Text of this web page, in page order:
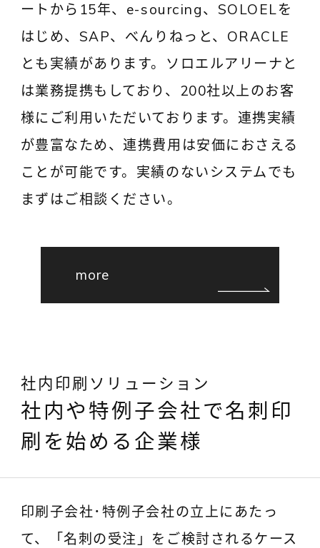
ートから15年、e-sourcing、SOLOELを
はじめ、SAP、べんりねっと、ORACLE
とも実績があります。ソロエルアリーナと
は業務提携もしており、200社以上のお客
様にご利用いただいております。連携実績
が豊富なため、連携費用は安価におさえる
ことが可能です。実績のないシステムでも
まずはご相談ください。
more
社内印刷ソリューション
社内や特例子会社で名刺印
刷を始める企業様
印刷子会社･特例子会社の立上にあたっ
て、「名刺の受注」をご検討されるケース